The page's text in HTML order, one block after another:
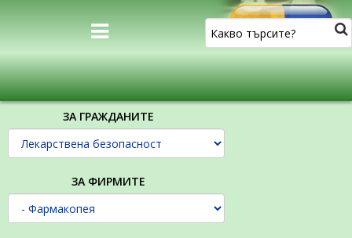
ЗА ГРАЖДАНИТЕ
ЗА ФИРМИТЕ